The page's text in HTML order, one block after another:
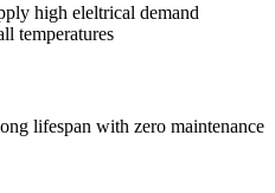
high eleltrical demand
temperatures
lifespan with zero maintenance